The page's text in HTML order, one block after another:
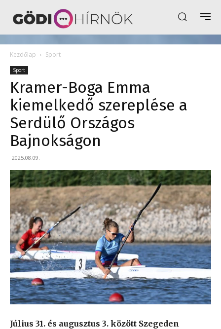
Kezdőlap Sport
Sport
Kramer-Boga Emma
kiemelkedő szereplése a
Serdülő Országos
Bajnokságon
2025.08.09.
Július 31. és augusztus 3. között Szegeden